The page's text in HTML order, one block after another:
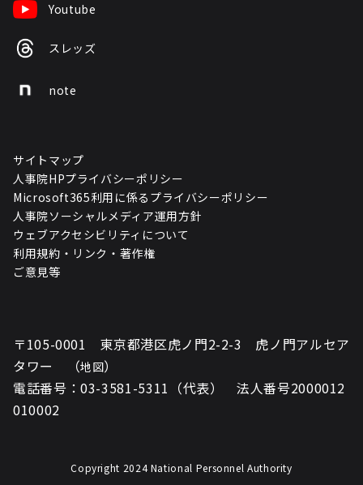
Youtube
スレッズ
note
サイトマップ
人事院HPプライバシーポリシー
Microsoft365利用に係るプライバシーポリシー
人事院ソーシャルメディア運用方針
ウェブアクセシビリティについて
利用規約・リンク・著作権
ご意見等
〒105-0001 東京都港区虎ノ門2-2-3 虎ノ門アルセア
タワー （地図）
電話番号：03-3581-5311（代表） 法人番号2000012
010002
Copyright 2024 National Personnel Authority